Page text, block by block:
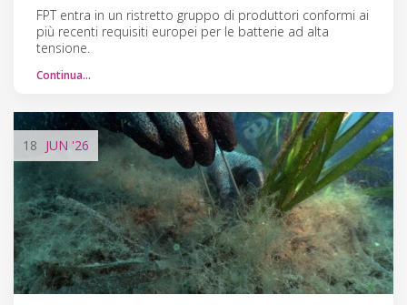
FPT entra in un ristretto gruppo di produttori conformi ai
più recenti requisiti europei per le batterie ad alta
tensione.
Continua…
18 JUN '26